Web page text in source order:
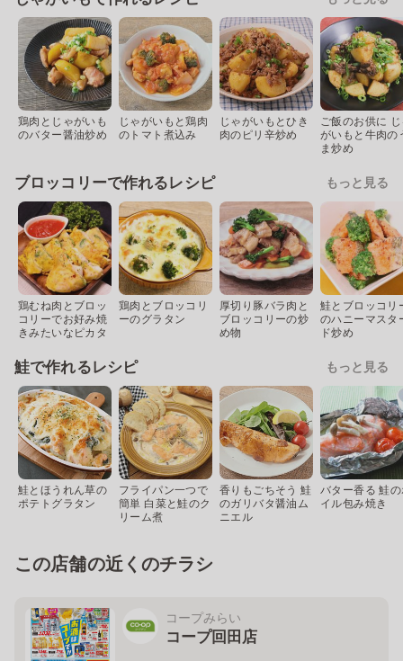
鶏肉とじゃがいも
のバター醤油炒め
じゃがいもと鶏肉
のトマト煮込み
じゃがいもとひき
肉のピリ辛炒め
ご飯のお供に
がいもと牛肉の
ま炒め
ブロッコリーで作れるレシピ もっと見る
鶏むね肉とブロッ
コリーでお好み焼
きみたいなピカタ
鶏肉とブロッコリ
ーのグラタン
厚切り豚バラ肉と
ブロッコリーの炒
め物
鮭とブロッコリ
のハニーマスタ
ド炒め
鮭で作れるレシピ もっと見る
鮭とほうれん草の
ポテトグラタン
フライパン一つで
簡単 白菜と鮭のク
リーム煮
香りもごちそう 鮭
のガリバタ醤油ム
ニエル
バター香る 鮭
イル包み焼き
この店舗の近くのチラシ
コープみらい
コープ回田店